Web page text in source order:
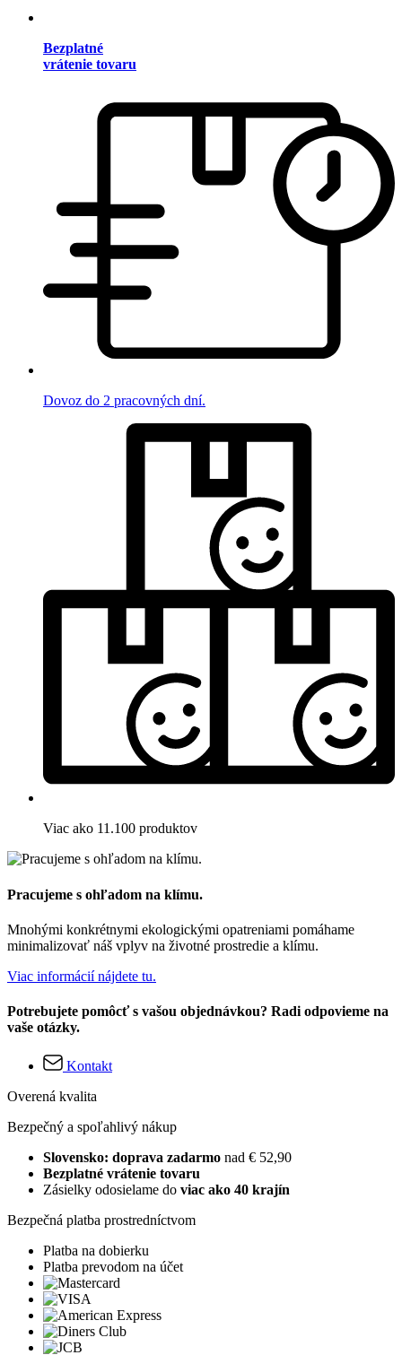
Bezplatné
vrátenie tovaru
Dovoz do 2 pracovných dní.
Viac ako 11.100 produktov
Pracujeme s ohľadom na klímu.
Mnohými konkrétnymi ekologickými opatreniami pomáhame
minimalizovať náš vplyv na životné prostredie a klímu.
Viac informácií nájdete tu.
Potrebujete pomôcť s vašou objednávkou? Radi odpovieme na
vaše otázky.
Kontakt
Overená kvalita
Bezpečný a spoľahlivý nákup
Slovensko: doprava zadarmo nad € 52,90
Bezplatné vrátenie tovaru
Zásielky odosielame do viac ako 40 krajín
Bezpečná platba prostredníctvom
Platba na dobierku
Platba prevodom na účet